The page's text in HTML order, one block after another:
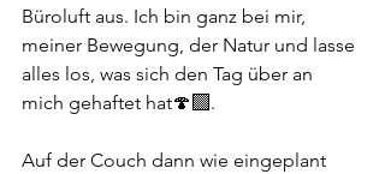
Büroluft aus. Ich bin ganz bei mir,
meiner Bewegung, der Natur und lasse
alles los, was sich den Tag über an
mich gehaftet hat🍄‍🟫.
Auf der Couch dann wie eingeplant